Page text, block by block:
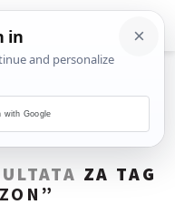
ZA TAG
”
with Google